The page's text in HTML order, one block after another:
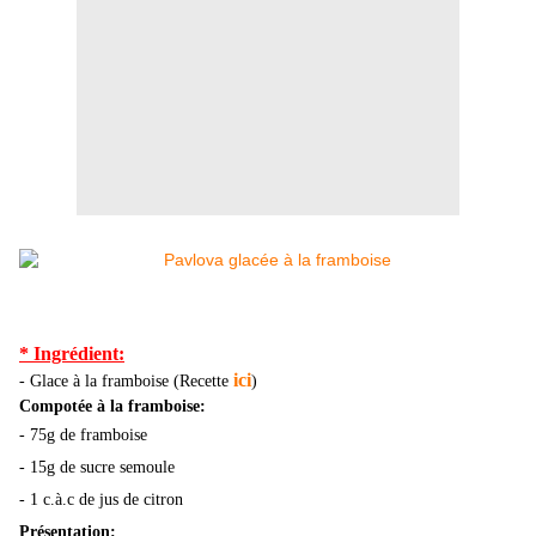
* Ingrédient:
- Glace à la framboise (Recette ici)
Compotée à la framboise:
- 75g de framboise
- 15g de sucre semoule
- 1 c.à.c de jus de citron
Présentation: